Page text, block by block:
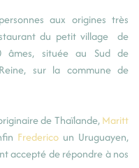
aux origines très
du petit village de
âmes, située au Sud de
sur la commune de
de Thaïlande,Maritt
Fredericoun Uruguayen,
accepté de répondre à nos